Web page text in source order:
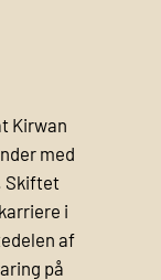
Kirwan
med
Skiftet
i
af
på